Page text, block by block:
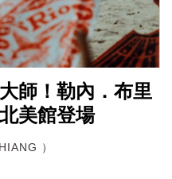
師！勒內．布里
美館登場
）